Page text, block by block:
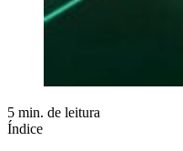
5 min. de leitura
Índice